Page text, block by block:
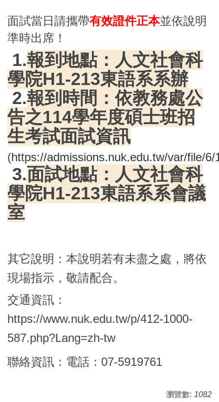
面試當日請攜帶有效證件正本並依說明
準時出席！
1.報到地點：人文社會科
學院H1-213東語系系辦
2.報到時間：依教務處公
告之114學年度碩士班招
生考試面試資訊
(https://admissions.nuk.edu.tw/var/file/
3.面試地點：人文社會科
學院H1-213東語系系會議
室
其它說明： 本說明若有未盡之處，將依
現場指示，敬請配合。
交通資訊：
https://www.nuk.edu.tw/p/412-1000-
587.php?Lang=zh-tw
聯絡資訊： 電話：07-5919761
瀏覽數: 1082